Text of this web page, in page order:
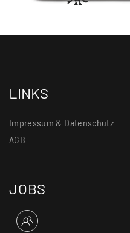
LINKS
Impressum & Datenschutz
AGB
JOBS